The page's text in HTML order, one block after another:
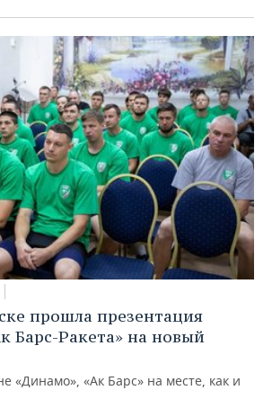
прошла презентация
Барс-Ракета» на новый
«Динамо», «Ак Барс» на месте, как и